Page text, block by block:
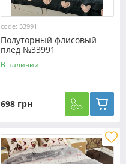
code: 33991
Полуторный флисовый
плед №33991
В наличии
698 грн